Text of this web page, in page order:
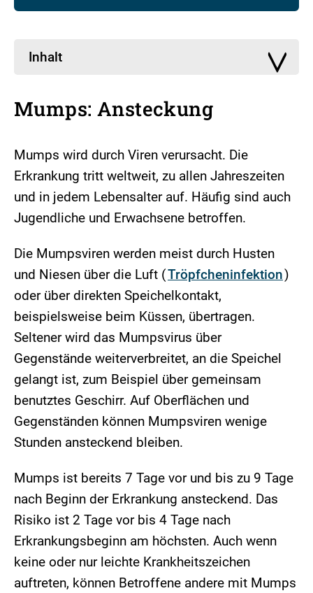
Inhalt
Mumps: Ansteckung
Mumps wird durch Viren verursacht. Die
Erkrankung tritt weltweit, zu allen Jahreszeiten
und in jedem Lebensalter auf. Häufig sind auch
Jugendliche und Erwachsene betroffen.
Die Mumpsviren werden meist durch Husten
und Niesen über die Luft (Tröpfcheninfektion)
oder über direkten Speichelkontakt,
beispielsweise beim Küssen, übertragen.
Seltener wird das Mumpsvirus über
Gegenstände weiterverbreitet, an die Speichel
gelangt ist, zum Beispiel über gemeinsam
benutztes Geschirr. Auf Oberflächen und
Gegenständen können Mumpsviren wenige
Stunden ansteckend bleiben.
Mumps ist bereits 7 Tage vor und bis zu 9 Tage
nach Beginn der Erkrankung ansteckend. Das
Risiko ist 2 Tage vor bis 4 Tage nach
Erkrankungsbeginn am höchsten. Auch wenn
keine oder nur leichte Krankheitszeichen
auftreten, können Betroffene andere mit Mumps